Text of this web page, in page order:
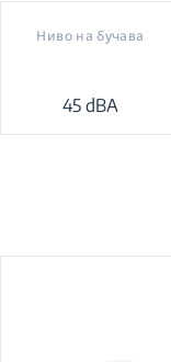
Ниво на бучава
45 dBA